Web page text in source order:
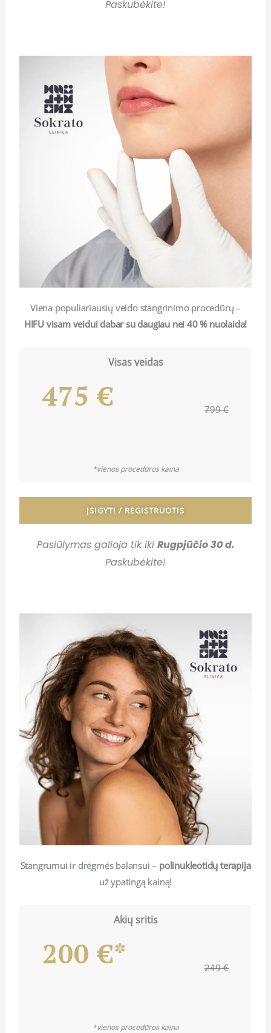
Paskubėkite!
Viena populiariausių veido stangrinimo procedūrų –
HIFU visam veidui dabar su daugiau nei 40 % nuolaida!
Visas veidas
475 € 799 €
*vienos procedūros kaina
ĮSIGYTI / REGISTRUOTIS
Pasiūlymas galioja tik iki Rugpjūčio 30 d.
Paskubėkite!
Stangrumui ir drėgmės balansui – polinukleotidų terapija
už ypatingą kainą!
Akių sritis
200 €* 249 €
*vienos procedūros kaina